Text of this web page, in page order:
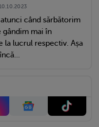
când sărbătorim
gândim mai în
la lucrul respectiv. Așa